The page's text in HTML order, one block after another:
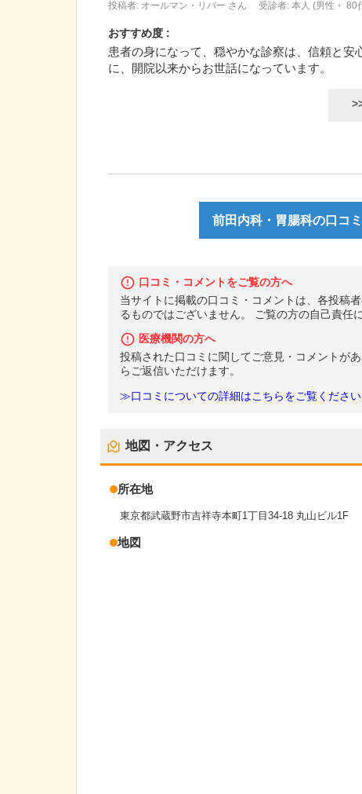
投稿者: オールマン・リバー さん
受診者: 本人 (男性・ 80
おすすめ度 :
患者の身になって、穏やかな診察は、信頼と
に、開院以来からお世話になっています。
前田内科・胃腸科の口コ
口コミ・コメントをご覧の方へ
当サイトに掲載の口コミ・コメントは、各投稿
るものではございません。 ご覧の方の自己責任
医療機関の方へ
投稿された口コミに関してご意見・コメントが
らご返信いただけます。
≫口コミについての詳細はこちらをご覧ください
地図・アクセス
所在地
東京都武蔵野市吉祥寺本町1丁目34-18 丸山ビル1F
地図